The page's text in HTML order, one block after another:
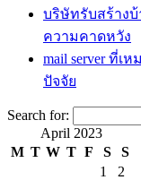
บริษัทรับสร้าง
ความคาดหวัง
mail server ที่
ปัจจัย
Search for:
April 2023
M T W T F S
S
1
2